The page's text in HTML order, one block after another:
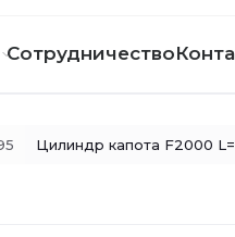
Сотрудничество
Цилиндр капота F2000